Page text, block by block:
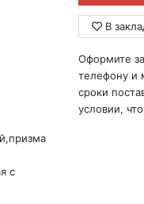
с
В
Оформите
телефону и
сроки
условии,